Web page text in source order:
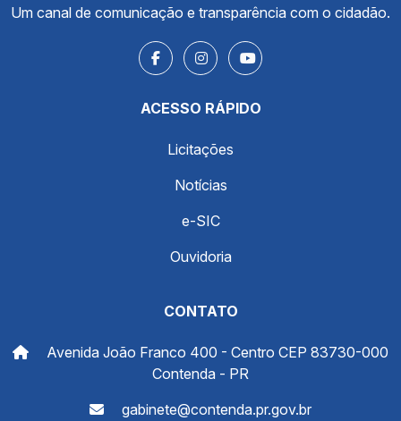
Um canal de comunicação e transparência com o cidadão.
ACESSO RÁPIDO
Licitações
Notícias
e-SIC
Ouvidoria
CONTATO
Avenida João Franco 400 - Centro CEP 83730-000
Contenda - PR
gabinete@contenda.pr.gov.br